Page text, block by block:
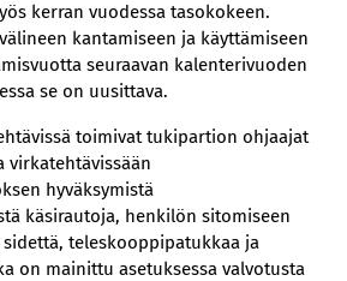
kerran vuodessa tasokokeen.
kantamiseen ja käyttämiseen
seuraavan kalenterivuoden
se on uusittava.
toimivat tukipartion ohjaajat
virkatehtävissään
hyväksymistä
käsirautoja, henkilön sitomiseen
teleskooppipatukkaa ja
on mainittu asetuksessa valvotusta